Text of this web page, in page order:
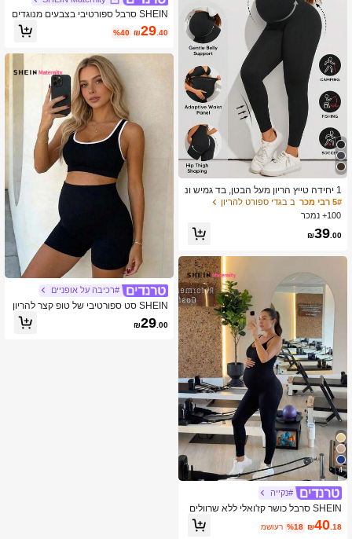
1 יחידה טייץ הריון מעל הבטן, בד גמיש ונ
וח לכל שלבי ההריון, למראה יומיומי, עבוד
ה, כושר טרום לידה או ספורט רגיעה, שחו
5# רבי מכר
ב בגדי ספורט להריון
100+ נמכר
₪39.00
4
#נקייה
SHEIN סרבל כושר קז'ואלי ללא שרוולים
בצבע אחיד להריון
₪40.18
%18 משוער
SHEIN סרבל ספורטיבי בצבעים מנוגדים
להריון
₪29.40
%40
#רכיבה על אופניים
SHEIN סט ספורטיבי של טופ קצר להריון
עם מותן ומכנסיים קצרים בגזרה גבוהה
₪29.00